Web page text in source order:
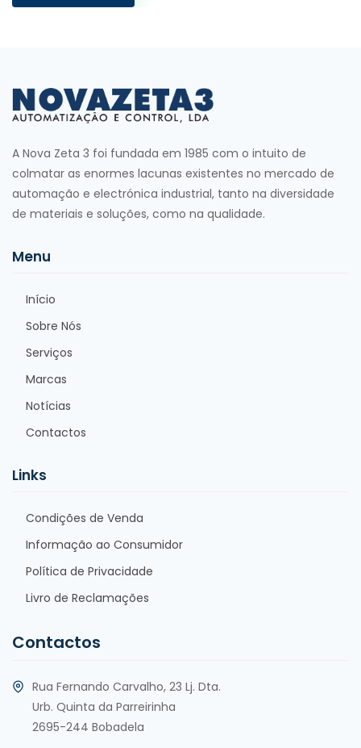
A Nova Zeta 3 foi fundada em 1985 com o intuito de
colmatar as enormes lacunas existentes no mercado de
automação e electrónica industrial, tanto na diversidade
de materiais e soluções, como na qualidade.
Menu
Início
Sobre Nós
Serviços
Marcas
Notícias
Contactos
Links
Condições de Venda
Informação ao Consumidor
Política de Privacidade
Livro de Reclamações
Contactos
Rua Fernando Carvalho, 23 Lj. Dta.
Urb. Quinta da Parreirinha
2695-244 Bobadela